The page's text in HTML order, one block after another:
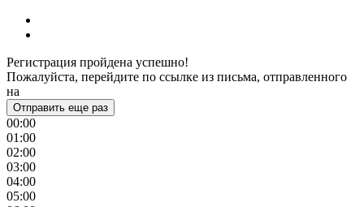
Регистрация пройдена успешно!
Пожалуйста, перейдите по ссылке из письма, отправленного
на
Отправить еще раз
00:00
01:00
02:00
03:00
04:00
05:00